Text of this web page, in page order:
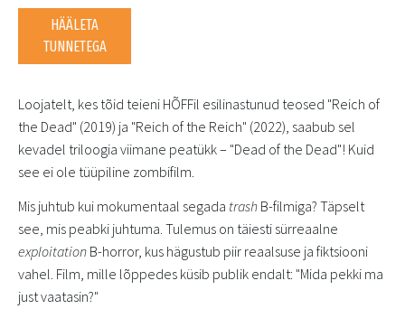
HÄÄLETA
TUNNETEGA
Loojatelt, kes tõid teieni HÕFFil esilinastunud teosed "Reich of
the Dead" (2019) ja "Reich of the Reich" (2022), saabub sel
kevadel triloogia viimane peatükk – "Dead of the Dead"! Kuid
see ei ole tüüpiline zombifilm.
Mis juhtub kui mokumentaal segada trash B-filmiga? Täpselt
see, mis peabki juhtuma. Tulemus on täiesti sürreaalne
exploitation B-horror, kus hägustub piir reaalsuse ja fiktsiooni
vahel. Film, mille lõppedes küsib publik endalt: "Mida pekki ma
just vaatasin?"